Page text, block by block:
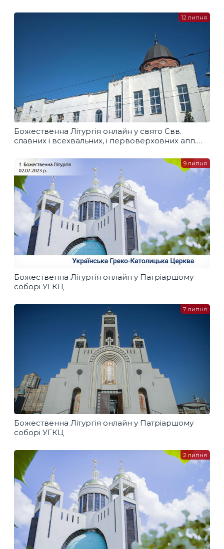
Божественна Літургія онлайн у свято Свв.
славних і всехвальних, і первоверховних апп.
12 липня
Божественна Літургія онлайн у Патріаршому
соборі УГКЦ
9 липня
Божественна Літургія онлайн у Патріаршому
соборі УГКЦ
7 липня
2 липня